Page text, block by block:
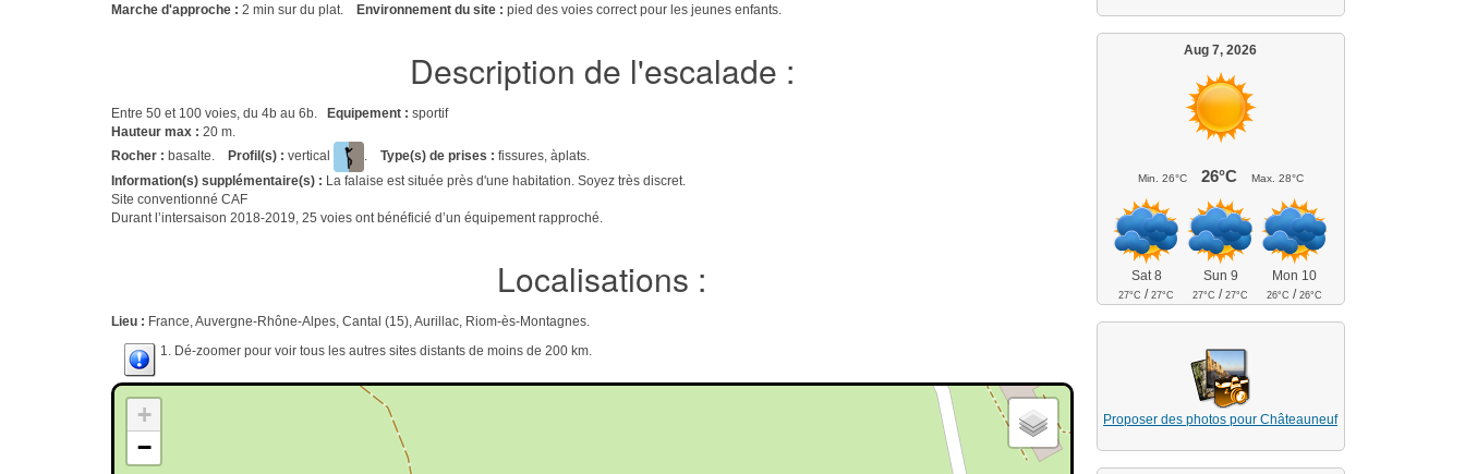
Marche d'approche : 2 min sur du plat. Environnement du site : pied des voies correct pour les jeunes enfants.
Description de l'escalade :
Entre 50 et 100 voies, du 4b au 6b. Equipement : sportif
Hauteur max : 20 m.
Rocher : basalte. Profil(s) : vertical . Type(s) de prises : fissures, àplats.
Information(s) supplémentaire(s) : La falaise est située près d'une habitation. Soyez très discret.
Site conventionné CAF
Durant l’intersaison 2018-2019, 25 voies ont bénéficié d’un équipement rapproché.
Localisations :
Lieu : France, Auvergne-Rhône-Alpes, Cantal (15), Aurillac, Riom-ès-Montagnes.
1. Dé-zoomer pour voir tous les autres sites distants de moins de 200 km.
+
−
Aug 7, 2026
Min. 26°C 26°C Max. 28°C
Sat 8
27°C /27°C
Sun 9
27°C /27°C
Mon 10
26°C /26°C
Proposer des photos pour Châteauneuf